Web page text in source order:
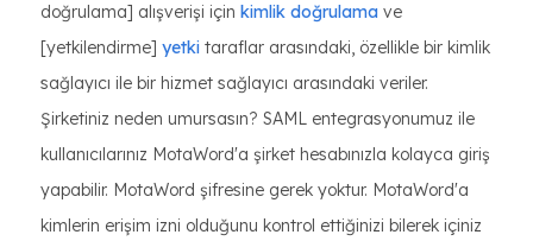
doğrulama] alışverişi için kimlik doğrulama ve
[yetkilendirme] yetki taraflar arasındaki, özellikle bir kimlik
sağlayıcı ile bir hizmet sağlayıcı arasındaki veriler.
Şirketiniz neden umursasın? SAML entegrasyonumuz ile
kullanıcılarınız MotaWord'a şirket hesabınızla kolayca giriş
yapabilir. MotaWord şifresine gerek yoktur. MotaWord'a
kimlerin erişim izni olduğunu kontrol ettiğinizi bilerek içiniz